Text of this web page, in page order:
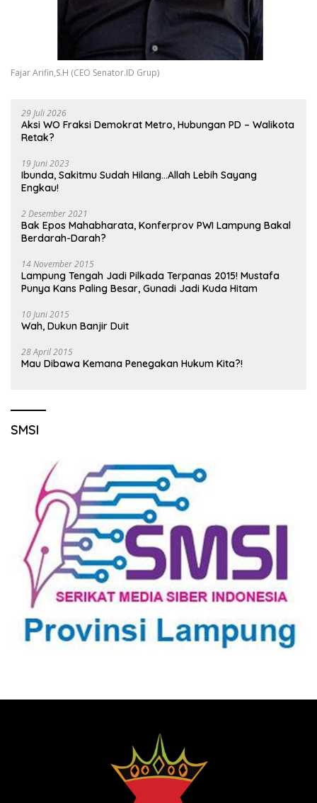
Fajar Arifin,S.H (CEO Senator.ID Grup)
29 Juli 2026
Aksi WO Fraksi Demokrat Metro, Hubungan PD – Walikota
Retak?
19 Juni 2023
Ibunda, Sakitmu Sudah Hilang…Allah Lebih Sayang
Engkau!
2 Desember 2021
Bak Epos Mahabharata, Konferprov PWI Lampung Bakal
Berdarah-Darah?
14 November 2015
Lampung Tengah Jadi Pilkada Terpanas 2015! Mustafa
Punya Kans Paling Besar, Gunadi Jadi Kuda Hitam
10 Juni 2015
Wah, Dukun Banjir Duit
28 April 2015
Mau Dibawa Kemana Penegakan Hukum Kita?!
SMSI